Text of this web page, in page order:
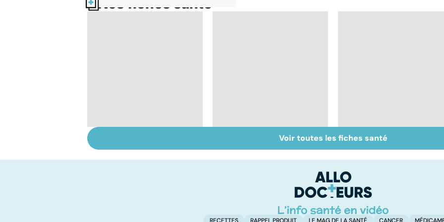
Nos fiches santé
pulmonaire
Tout savoir sur les
infections
Inflammation des
amygdales : que faire
Voir toutes les fiches santé
RECETTES RAPPEL PRODUIT LE MAG DE LA SANTÉ CANCER